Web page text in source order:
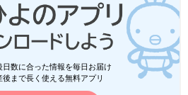
数に合った情報を毎日お届け
まで長く使える無料アプリ